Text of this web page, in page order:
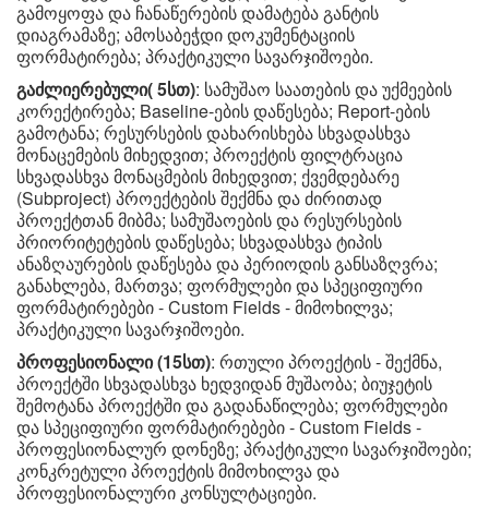
გამოყოფა და ჩანაწერების დამატება განტის
დიაგრამაზე; ამოსაბეჭდი დოკუმენტაციის
ფორმატირება; პრაქტიკული სავარჯიშოები.
გაძლიერებული( 5სთ): სამუშაო საათების და უქმეების
კორექტირება; Baseline-ების დაწესება; Report-ების
გამოტანა; რესურსების დახარისხება სხვადასხვა
მონაცემების მიხედვით; პროექტის ფილტრაცია
სხვადასხვა მონაცმების მიხედვით; ქვემდებარე
(Subproject) პროექტების შექმნა და ძირითად
პროექტთან მიბმა; სამუშაოების და რესურსების
პრიორიტეტების დაწესება; სხვადასხვა ტიპის
ანაზღაურების დაწესება და პერიოდის განსაზღვრა;
განახლება, მართვა; ფორმულები და სპეციფიური
ფორმატირებები - Custom Fields - მიმოხილვა;
პრაქტიკული სავარჯიშოები.
პროფესიონალი (15სთ): რთული პროექტის - შექმნა,
პროექტში სხვადასხვა ხედვიდან მუშაობა; ბიუჯეტის
შემოტანა პროექტში და გადანაწილება; ფორმულები
და სპეციფიური ფორმატირებები - Custom Fields -
პროფესიონალურ დონეზე; პრაქტიკული სავარჯიშოები;
კონკრეტული პროექტის მიმოხილვა და
პროფესიონალური კონსულტაციები.